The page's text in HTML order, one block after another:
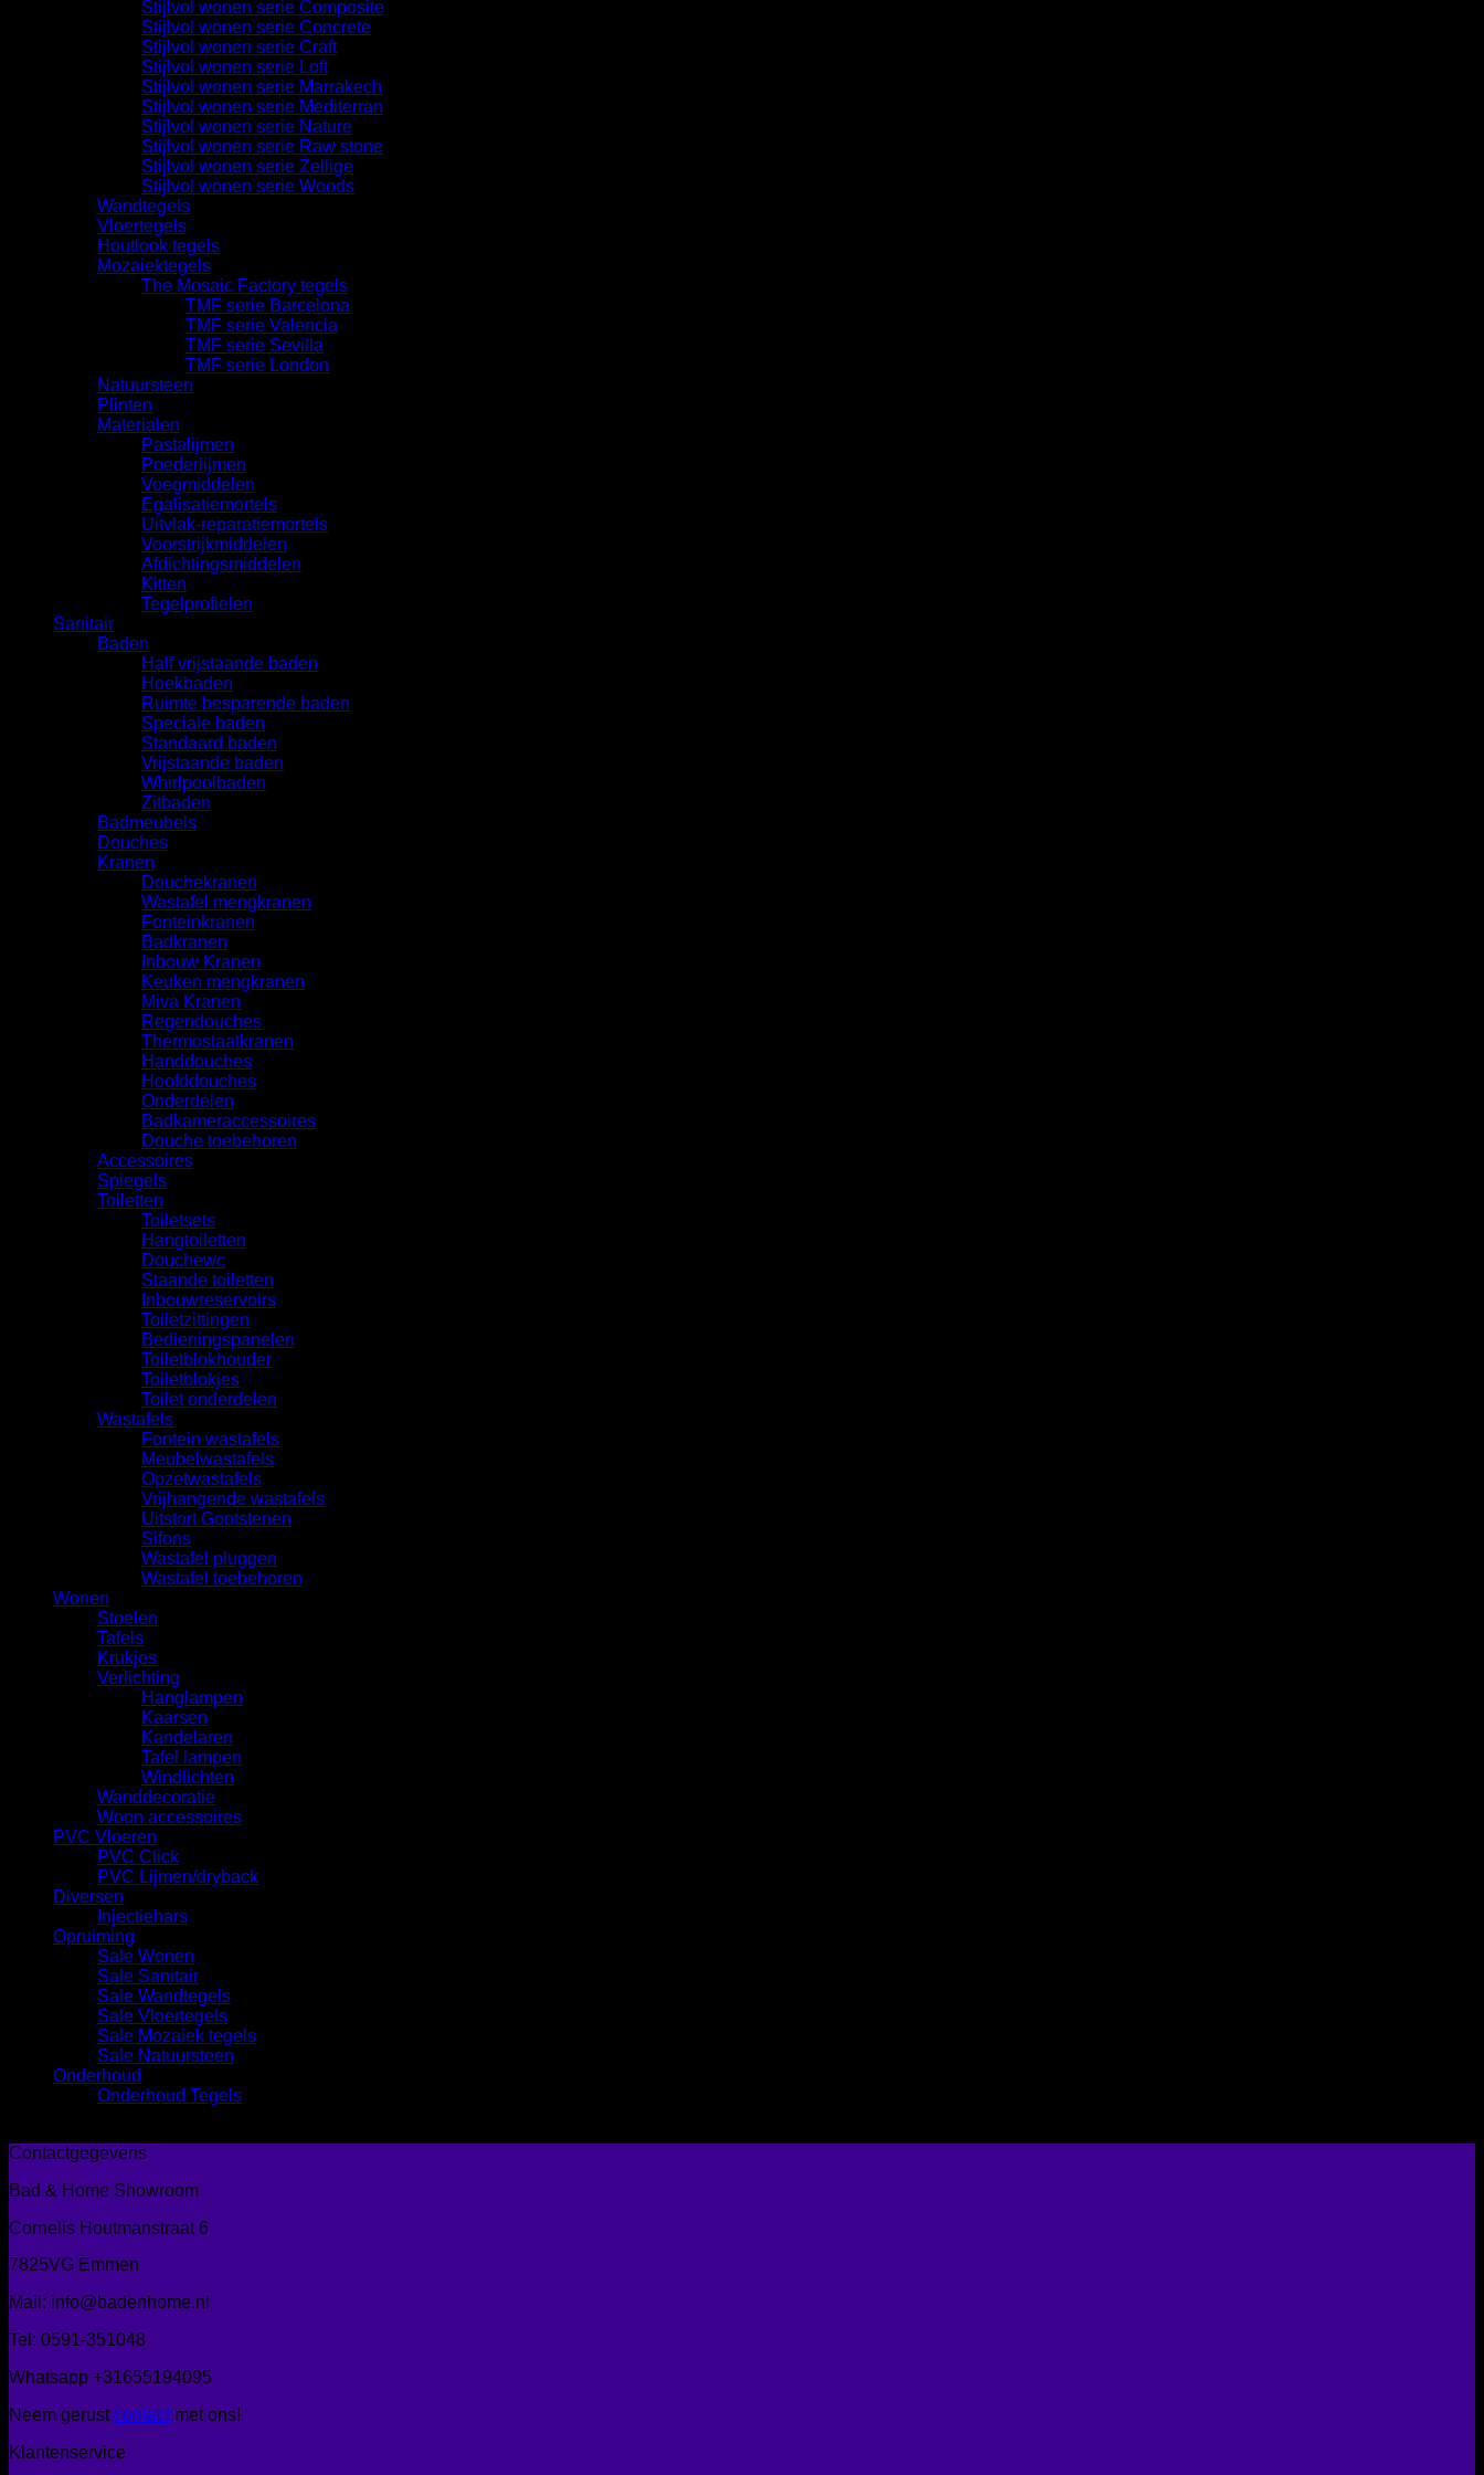
Stijlvol wonen serie Composite
Stijlvol wonen serie Concrete
Stijlvol wonen serie Craft
Stijlvol wonen serie Loft
Stijlvol wonen serie Marrakech
Stijlvol wonen serie Mediterran
Stijlvol wonen serie Nature
Stijlvol wonen serie Raw stone
Stijlvol wonen serie Zellige
Stijlvol wonen serie Woods
Wandtegels
Vloertegels
Houtlook tegels
Mozaiektegels
The Mosaic Factory tegels
TMF serie Barcelona
TMF serie Valencia
TMF serie Sevilla
TMF serie London
Natuursteen
Plinten
Materialen
Pastalijmen
Poederlijmen
Voegmiddelen
Egalisatiemortels
Uitvlak-reparatiemortels
Voorstrijkmiddelen
Afdichtingsmiddelen
Kitten
Tegelprofielen
Sanitair
Baden
Half vrijstaande baden
Hoekbaden
Ruimte besparende baden
Speciale baden
Standaard baden
Vrijstaande baden
Whirlpoolbaden
Zitbaden
Badmeubels
Douches
Kranen
Douchekranen
Wastafel mengkranen
Fonteinkranen
Badkranen
Inbouw Kranen
Keuken mengkranen
Miva Kranen
Regendouches
Thermostaatkranen
Handdouches
Hoofddouches
Onderdelen
Badkameraccessoires
Douche toebehoren
Accessoires
Spiegels
Toiletten
Toiletsets
Hangtoiletten
Douchewc
Staande toiletten
Inbouwreservoirs
Toiletzittingen
Bedieningspanelen
Toiletblokhouder
Toiletblokjes
Toilet onderdelen
Wastafels
Fontein wastafels
Meubelwastafels
Opzetwastafels
Vrijhangende wastafels
Uitstort Gootstenen
Sifons
Wastafel pluggen
Wastafel toebehoren
Wonen
Stoelen
Tafels
Krukjes
Verlichting
Hanglampen
Kaarsen
Kandelaren
Tafel lampen
Windlichten
Wanddecoratie
Woon accessoires
PVC Vloeren
PVC Click
PVC Lijmen/dryback
Diversen
Injectiehars
Opruiming
Sale Wonen
Sale Sanitair
Sale Wandtegels
Sale Vloertegels
Sale Mozaiek tegels
Sale Natuursteen
Onderhoud
Onderhoud Tegels
Contactgegevens
Bad & Home Showroom
Cornelis Houtmanstraat 6
7825VG Emmen
Mail: info@badenhome.nl
Tel: 0591-351048
Whatsapp +31655194095
Neem gerustcontact met ons!
Klantenservice